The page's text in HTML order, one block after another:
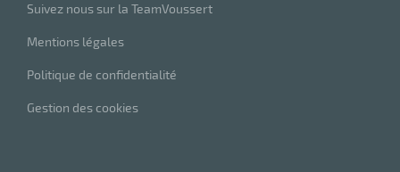
Suivez nous sur la TeamVoussert
Mentions légales
Politique de confidentialité
Gestion des cookies